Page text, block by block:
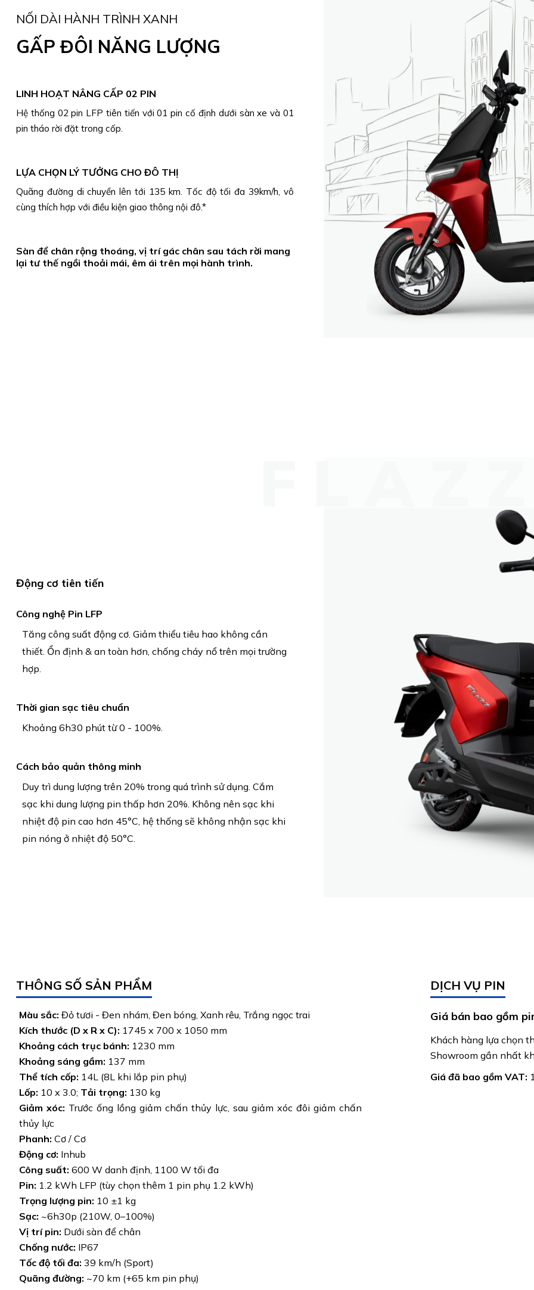
NỐI DÀI HÀNH TRÌNH XANH
GẤP ĐÔI NĂNG LƯỢNG
LINH HOẠT NÂNG CẤP 02 PIN
Hệ thống 02 pin LFP tiên tiến với 01 pin cố định dưới sàn xe và 01
pin tháo rời đặt trong cốp.
LỰA CHỌN LÝ TƯỞNG CHO ĐÔ THỊ
Quãng đường di chuyển lên tới 135 km. Tốc độ tối đa 39km/h, vô
cùng thích hợp với điều kiện giao thông nội đô.*
Sàn để chân rộng thoáng, vị trí gác chân sau tách rời mang
lại tư thế ngồi thoải mái, êm ái trên mọi hành trình.
Động cơ tiên tiến
Công nghệ Pin LFP
Tăng công suất động cơ. Giảm thiểu tiêu hao không cần
thiết. Ổn định & an toàn hơn, chống cháy nổ trên mọi trường
hợp.
Thời gian sạc tiêu chuẩn
Khoảng 6h30 phút từ 0 - 100%.
Cách bảo quản thông minh
Duy trì dung lượng trên 20% trong quá trình sử dụng. Cắm
sạc khi dung lượng pin thấp hơn 20%. Không nên sạc khi
nhiệt độ pin cao hơn 45°C, hệ thống sẽ không nhận sạc khi
pin nóng ở nhiệt độ 50°C.
THÔNG SỐ SẢN PHẨM
Màu sắc: Đỏ tươi - Đen nhám, Đen bóng, Xanh rêu, Trắng ngọc trai
Kích thước (D x R x C): 1745 x 700 x 1050 mm
Khoảng cách trục bánh: 1230 mm
Khoảng sáng gầm: 137 mm
Thể tích cốp: 14L (8L khi lắp pin phụ)
Lốp: 10 x 3.0; Tải trọng: 130 kg
Giảm xóc: Trước ống lồng giảm chấn thủy lực, sau giảm xóc đôi giảm chấn
thủy lực
Phanh: Cơ / Cơ
Động cơ: Inhub
Công suất: 600 W danh định, 1100 W tối đa
Pin: 1.2 kWh LFP (tùy chọn thêm 1 pin phụ 1.2 kWh)
Trọng lượng pin: 10 ±1 kg
Sạc: ~6h30p (210W, 0–100%)
Vị trí pin: Dưới sàn để chân
Chống nước: IP67
Tốc độ tối đa: 39 km/h (Sport)
Quãng đường: ~70 km (+65 km pin phụ)
DỊCH VỤ PIN
Giá bán bao gồm
Khách hàng lựa chọn
Showroom gần nhất
Giá đã bao gồm VAT: